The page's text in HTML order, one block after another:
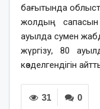
бағытында
жолдың сапасын
ауылда сумен
жүргізу, 80
көзделгендігін
0
31